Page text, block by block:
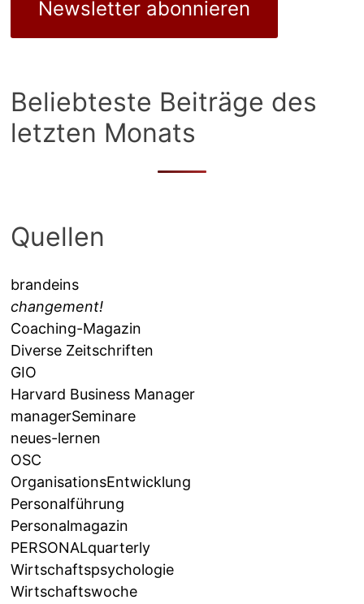
Newsletter abonnieren
Beliebteste Beiträge des
letzten Monats
Quellen
brandeins
changement!
Coaching-Magazin
Diverse Zeitschriften
GIO
Harvard Business Manager
managerSeminare
neues-lernen
OSC
OrganisationsEntwicklung
Personalführung
Personalmagazin
PERSONALquarterly
Wirtschaftspsychologie
Wirtschaftswoche